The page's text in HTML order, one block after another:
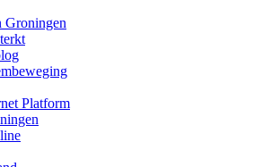
Groningen
Platform